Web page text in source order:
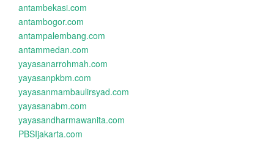
antambekasi.com
antambogor.com
antampalembang.com
antammedan.com
yayasanarrohmah.com
yayasanpkbm.com
yayasanmambaulirsyad.com
yayasanabm.com
yayasandharmawanita.com
PBSIjakarta.com